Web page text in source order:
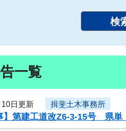
一覧
日更新 揖斐土木事務所
】第建工道改Z6-3-15号 県